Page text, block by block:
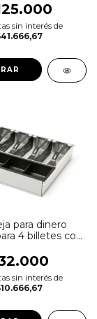
sin interés de
para dinero
4 billetes con
sin interés de